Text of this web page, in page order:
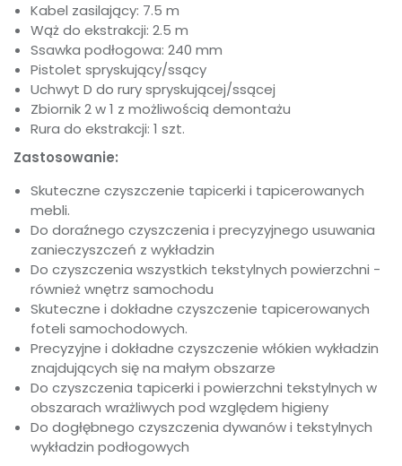
Kabel zasilający: 7.5 m
Wąż do ekstrakcji: 2.5 m
Ssawka podłogowa: 240 mm
Pistolet spryskujący/ssący
Uchwyt D do rury spryskującej/ssącej
Zbiornik 2 w 1 z możliwością demontażu
Rura do ekstrakcji: 1 szt.
Zastosowanie:
Skuteczne czyszczenie tapicerki i tapicerowanych
mebli.
Do doraźnego czyszczenia i precyzyjnego usuwania
zanieczyszczeń z wykładzin
Do czyszczenia wszystkich tekstylnych powierzchni -
również wnętrz samochodu
Skuteczne i dokładne czyszczenie tapicerowanych
foteli samochodowych.
Precyzyjne i dokładne czyszczenie włókien wykładzin
znajdujących się na małym obszarze
Do czyszczenia tapicerki i powierzchni tekstylnych w
obszarach wrażliwych pod względem higieny
Do dogłębnego czyszczenia dywanów i tekstylnych
wykładzin podłogowych